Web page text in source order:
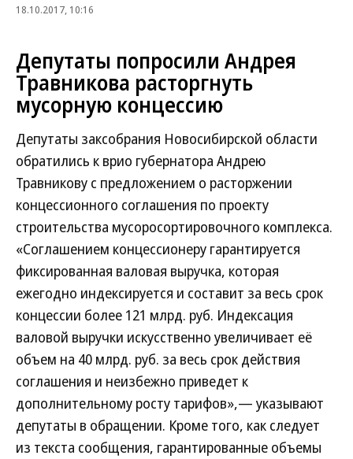
18.10.2017, 10:16
Депутаты попросили Андрея
Травникова расторгнуть
мусорную концессию
Депутаты заксобрания Новосибирской области
обратились к врио губернатора Андрею
Травникову с предложением о расторжении
концессионного соглашения по проекту
строительства мусоросортировочного комплекса.
«Соглашением концессионеру гарантируется
фиксированная валовая выручка, которая
ежегодно индексируется и составит за весь срок
концессии более 121 млрд. руб. Индексация
валовой выручки искусственно увеличивает её
объем на 40 млрд. руб. за весь срок действия
соглашения и неизбежно приведет к
дополнительному росту тарифов»,— указывают
депутаты в обращении. Кроме того, как следует
из текста сообщения, гарантированные объемы